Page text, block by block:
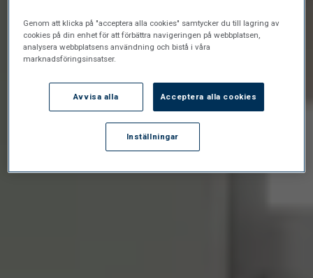
Genom att klicka på "acceptera alla cookies" samtycker du till lagring av
cookies på din enhet för att förbättra navigeringen på webbplatsen,
analysera webbplatsens användning och bistå i våra
marknadsföringsinsatser.
Avvisa alla Acceptera alla cookies
Inställningar